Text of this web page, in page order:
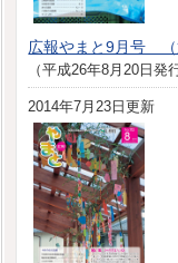
広報やまと9月号 （
（平成26年8月20日発
2014年7月23日更新